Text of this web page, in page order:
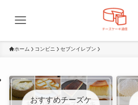
ホーム コンビニ セブンイレブン
おすすめチーズケ